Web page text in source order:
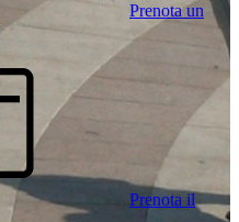
Prenota un
Prenota il